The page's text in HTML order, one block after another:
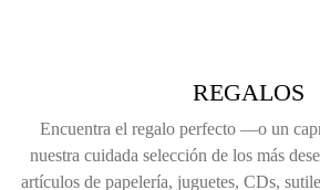
REGALOS
Encuentra el regalo perfecto —o un
nuestra cuidada selección de los más
artículos de papelería, juguetes, CDs,